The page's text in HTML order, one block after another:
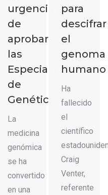
urgencia
de
aprobar
las
Especialidades
de
Genética
La
medicina
genómica
se ha
convertido
en una
para
descifrar
el
genoma
humano
Ha
fallecido
el
científico
Craig
Venter,
referente